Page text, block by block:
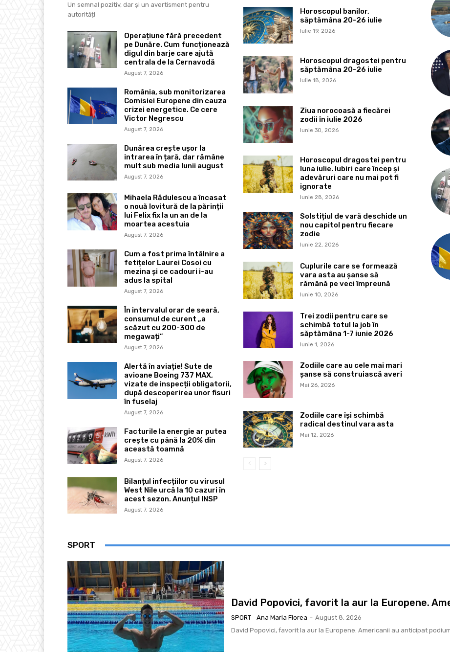
Un semnal pozitiv, dar și un avertisment pentru
autorități
Operațiune fără precedent
pe Dunăre. Cum funcționează
digul din barje care ajută
centrala de la Cernavodă
August 7, 2026
România, sub monitorizarea
Comisiei Europene din cauza
crizei energetice. Ce cere
Victor Negrescu
August 7, 2026
Dunărea crește ușor la
intrarea în țară, dar rămâne
mult sub media lunii august
August 7, 2026
Mihaela Rădulescu a încasat
o nouă lovitură de la părinții
lui Felix fix la un an de la
moartea acestuia
August 7, 2026
Cum a fost prima întâlnire a
fetițelor Laurei Cosoi cu
mezina și ce cadouri i-au
adus la spital
August 7, 2026
În intervalul orar de seară,
consumul de curent „a
scăzut cu 200-300 de
megawați”
August 7, 2026
Alertă în aviație! Sute de
avioane Boeing 737 MAX,
vizate de inspecții obligatorii,
după descoperirea unor fisuri
în fuselaj
August 7, 2026
Facturile la energie ar putea
crește cu până la 20% din
această toamnă
August 7, 2026
Bilanțul infecțiilor cu virusul
West Nile urcă la 10 cazuri în
acest sezon. Anunțul INSP
August 7, 2026
Horoscopul banilor,
săptămâna 20-26 iulie
Iulie 19, 2026
Horoscopul dragostei pentru
săptămâna 20-26 iulie
Iulie 18, 2026
Ziua norocoasă a fiecărei
zodii în iulie 2026
Iunie 30, 2026
Horoscopul dragostei pentru
luna iulie. Iubiri care încep și
adevăruri care nu mai pot fi
ignorate
Iunie 28, 2026
Solstițiul de vară deschide un
nou capitol pentru fiecare
zodie
Iunie 22, 2026
Cuplurile care se formează
vara asta au șanse să
rămână pe veci împreună
Iunie 10, 2026
Trei zodii pentru care se
schimbă totul la job în
săptămâna 1-7 iunie 2026
Iunie 1, 2026
Zodiile care au cele mai mari
șanse să construiască averi
Mai 26, 2026
Zodiile care își schimbă
radical destinul vara asta
Mai 12, 2026
SPORT
David Popovici, favorit la aur la Europene.
SPORT Ana Maria Florea - August 8, 2026
David Popovici, favorit la aur la Europene. Americanii au anticipat